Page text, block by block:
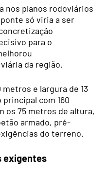
nos planos rodoviários
só viria a ser
para o
da região.
e largura de 13
com 160
os 75 metros de altura,
armado, pré-
do terreno.
exigentes